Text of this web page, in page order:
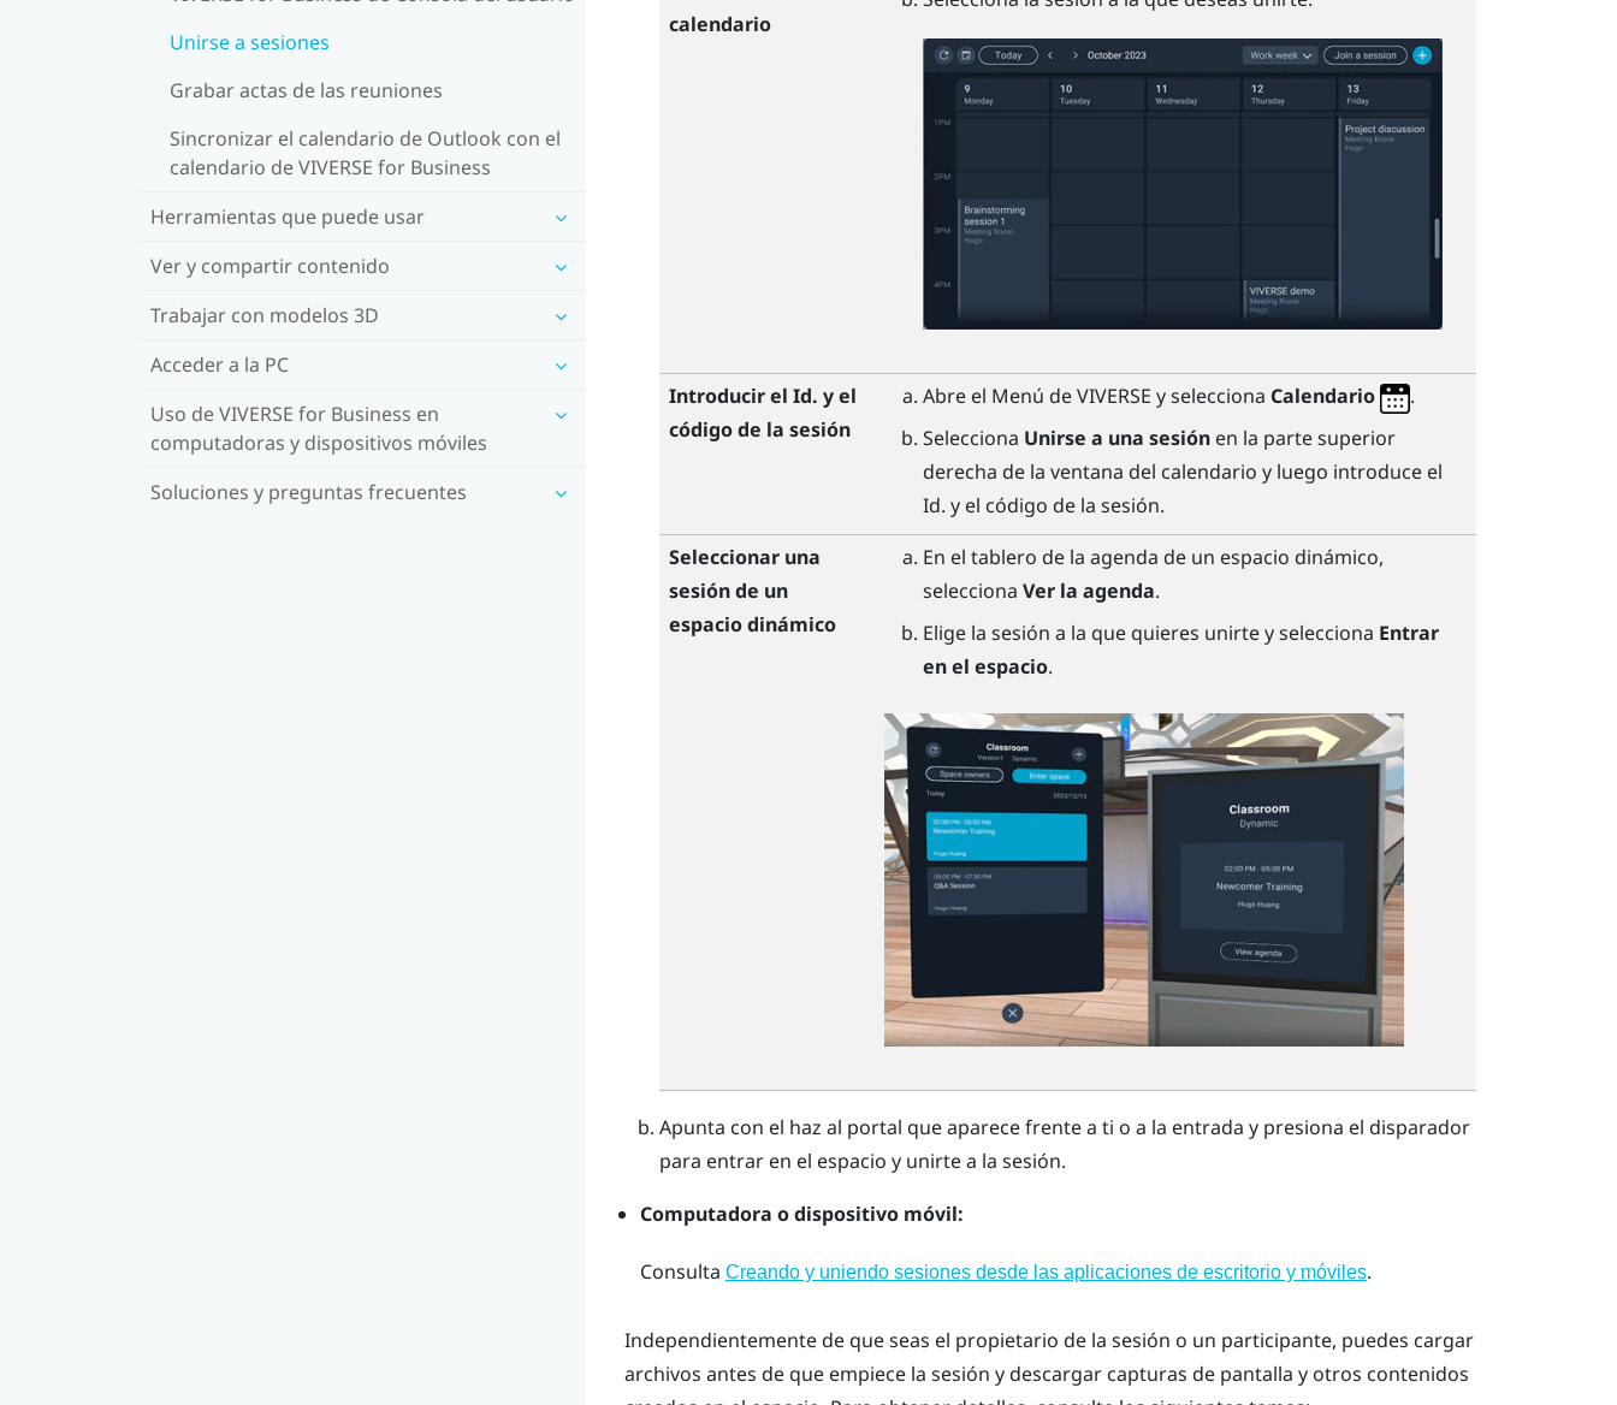
Unirse a sesiones
Grabar actas de las reuniones
Sincronizar el calendario de Outlook con el
calendario de VIVERSE for Business
Herramientas que puede usar
Ver y compartir contenido
Trabajar con modelos 3D
Acceder a la PC
Uso de VIVERSE for Business en
computadoras y dispositivos móviles
Soluciones y preguntas frecuentes
calendario
Introducir el Id. y el
código de la sesión
Abre el Menú de VIVERSE y selecciona Calendario
.
Selecciona Unirse a una sesiónen la parte superior
derecha de la ventana del calendario y luego introduce el
Id. y el código de la sesión.
Seleccionar una
sesión de un
espacio dinámico
En el tablero de la agenda de un espacio dinámico,
selecciona Ver la agenda.
Elige la sesión a la que quieres unirte y selecciona Entrar
en el espacio.
Apunta con el haz al portal que aparece frente a ti o a la entrada y presiona el disparador
para entrar en el espacio y unirte a la sesión.
Computadora o dispositivo móvil:
Consulta Creando y uniendo sesiones desde las aplicaciones de escritorio y móviles.
Independientemente de que seas el propietario de la sesión o un participante, puedes cargar
archivos antes de que empiece la sesión y descargar capturas de pantalla y otros contenidos